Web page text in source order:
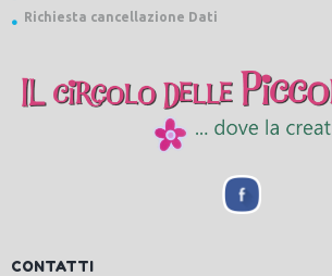
Richiesta cancellazione Dati
CONTATTI